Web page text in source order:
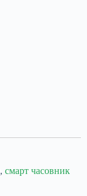
, смарт часовник